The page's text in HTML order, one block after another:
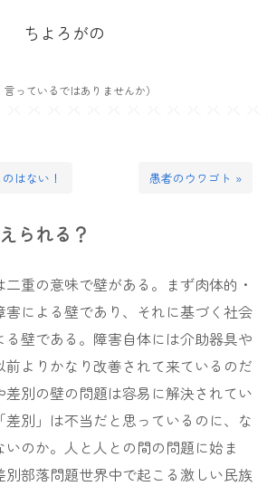
ちよろがの
言っているではありませんか）
はない！ 愚者のウワゴト »
られる？
重の意味で壁がある。まず肉体的・
による壁であり、それに基づく社会
壁である。障害自体には介助器具や
よりかなり改善されて来ているのだ
差別の壁の問題は容易に解決されてい
差別」は不当だと思っているのに、な
のか。人と人との間の問題に始ま
別部落問題世界中で起こる激しい民族